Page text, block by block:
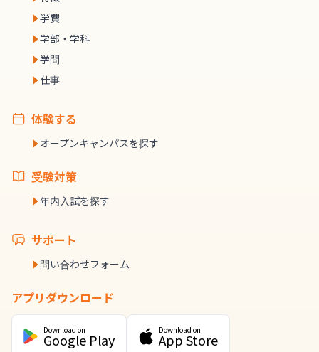
学費
学部・学科
学問
仕事
体験する
オープンキャンパスを探す
受験対策
年内入試を探す
サポート
問い合わせフォーム
アプリダウンロード
Download on
Google Play
Download on
App Store